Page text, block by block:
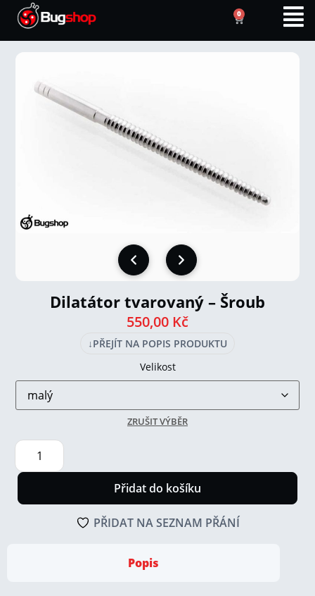
0
Dilatátor tvarovaný – Šroub
550,00 Kč
↓PŘEJÍT NA POPIS PRODUKTU
Velikost
ZRUŠIT VÝBĚR
Přidat do košíku
PŘIDAT NA SEZNAM PŘÁNÍ
Popis